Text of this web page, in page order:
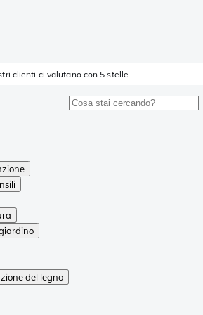
clienti ci valutano con 5 stelle
del legno